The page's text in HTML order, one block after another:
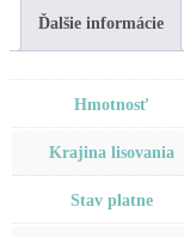
Немного
Еще
Постою
Краю...
Ďalšie informácie
Hmotnosť
Krajina lisovania
Stav platne